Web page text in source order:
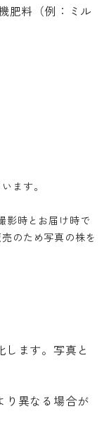
肥料（例：ミル
ます。
影時とお届け時で
のため写真の株を
ます。写真と
り異なる場合が